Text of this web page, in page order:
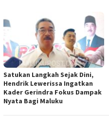
Satukan Langkah Sejak Dini,
Hendrik Lewerissa Ingatkan
Kader Gerindra Fokus Dampak
Nyata Bagi Maluku